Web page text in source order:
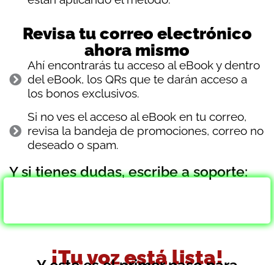
Revisa tu correo electrónico
ahora mismo
Ahí encontrarás tu acceso al eBook y dentro
del eBook, los QRs que te darán acceso a
los bonos exclusivos.
Si no ves el acceso al eBook en tu correo,
revisa la bandeja de promociones, correo no
deseado o spam.
Y si tienes dudas, escribe a soporte:
¡Tu voz está lista!